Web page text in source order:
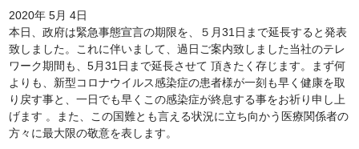
2020年 5月 4日
本日、政府は緊急事態宣言の期限を、５月31日まで延長すると発表
致しました。これに伴いまして、過日ご案内致しました当社のテレ
ワーク期間も、5月31日まで延長させて 頂きたく存じます。まず何
よりも、新型コロナウイルス感染症の患者様が一刻も早く健康を取
り戻す事と、一日でも早くこの感染症が終息する事をお祈り申し上
げます 。また、この国難とも言える状況に立ち向かう医療関係者の
方々に最大限の敬意を表します。